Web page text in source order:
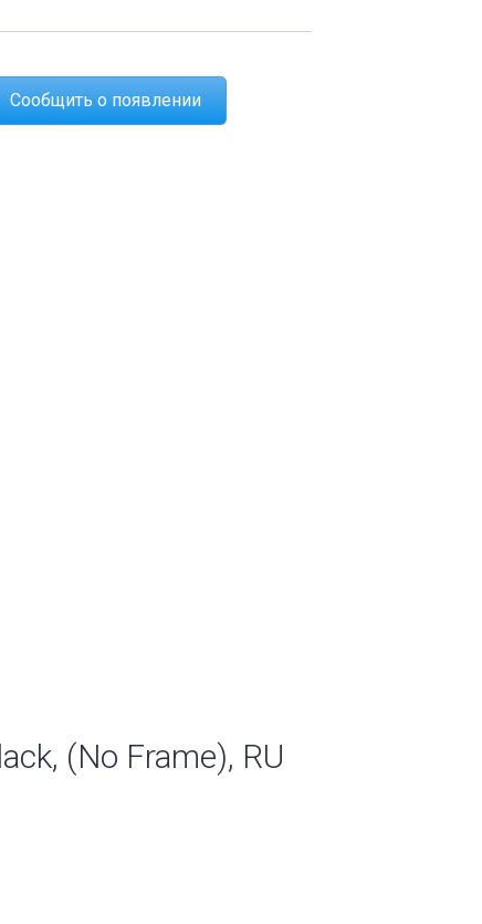
Сообщить о появлении
(No Frame), RU